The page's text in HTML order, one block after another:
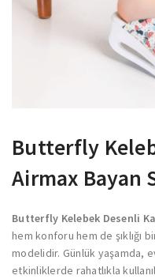
Butterfly
Airmax Bayan
Butterfly Kelebek Desenli
hem konforu hem de şıklığı
modelidir. Günlük yaşamda,
etkinliklerde rahatlıkla